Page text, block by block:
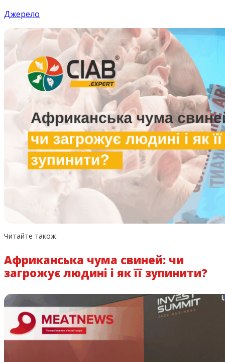
Джерело
Читайте також:
Африканська чума свиней: чи
загрожує людині і як її зупинити?